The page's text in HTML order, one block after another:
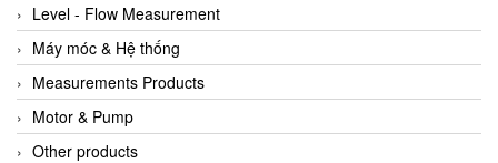
Level - Flow Measurement
Máy móc & Hệ thống
Measurements Products
Motor & Pump
Other products